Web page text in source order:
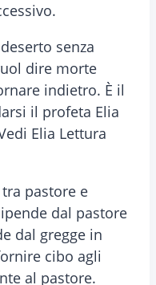
senza
dire morte
indietro. È il
il profeta Elia
Elia Lettura
pastore e
dal pastore
dal gregge in
cibo agli
al pastore.